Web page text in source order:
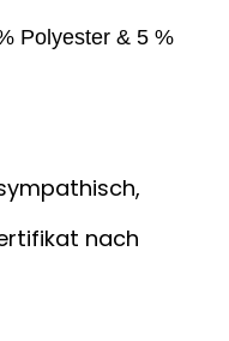
Polyester & 5 %
nach